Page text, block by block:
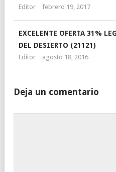
Editor febrero 19, 2017
EXCELENTE OFERTA 31%
DEL DESIERTO (21121)
Editor agosto 18, 2016
Deja un comentario